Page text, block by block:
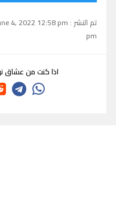
تم النشر : June 4, 2022 12:58 pm
pm
اذا كنت من عشاق